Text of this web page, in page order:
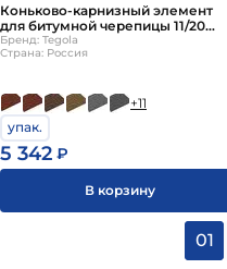
Коньково-карнизный элемент
для битумной черепицы 11/20
пог.м Tegola
Бренд: Tegola
Страна: Россия
+11
упак.
5 342 ₽
В корзину
01